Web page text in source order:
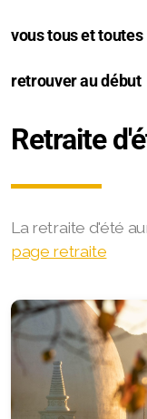
vous tous et toutes
Au
retrouver au
Retraite
La retraite d'été
page retraite